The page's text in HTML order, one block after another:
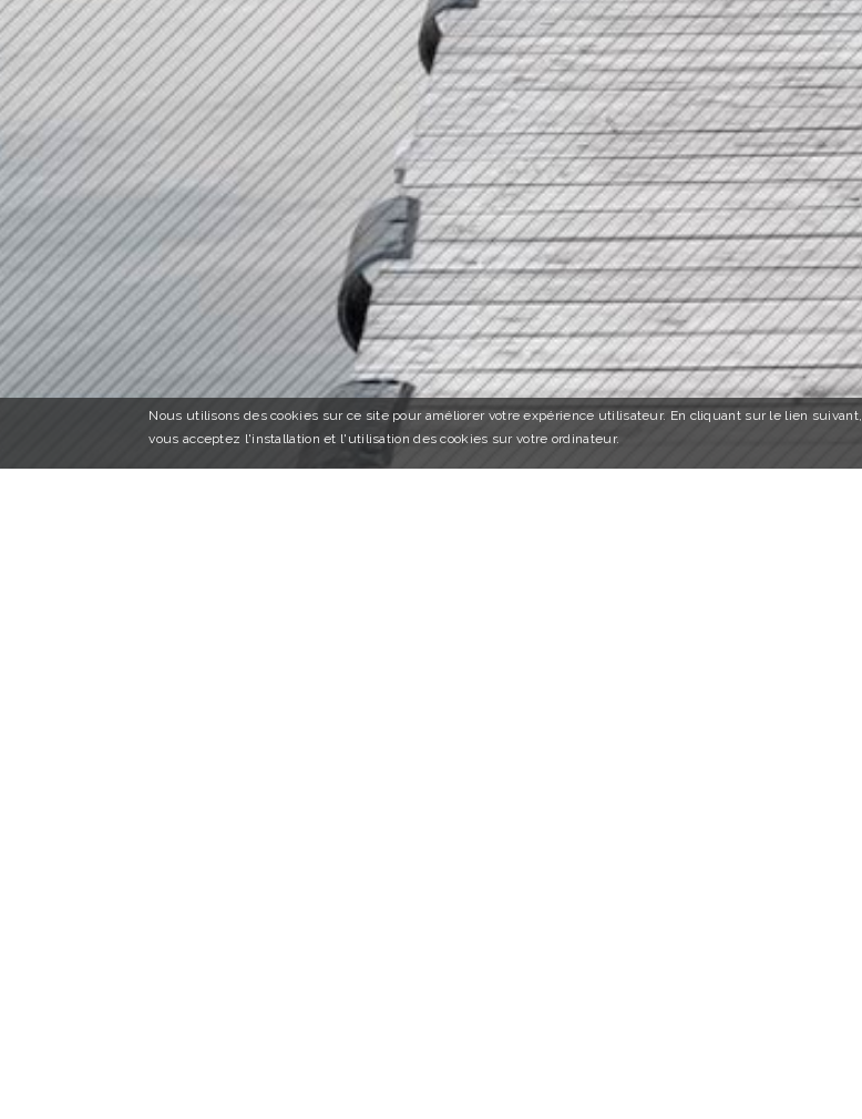
Nous utilisons des cookies sur ce site pour améliorer votre expérience utilisateur. En cliquant sur le lien suivant,
vous acceptez l'installation et l'utilisation des cookies sur votre ordinateur.